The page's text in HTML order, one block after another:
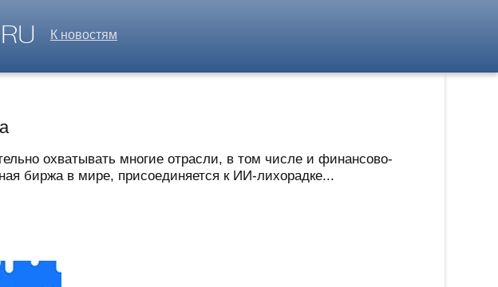
К новостям
охватывать многие отрасли, в том числе и финансово-
биржа в мире, присоединяется к ИИ-лихорадке...